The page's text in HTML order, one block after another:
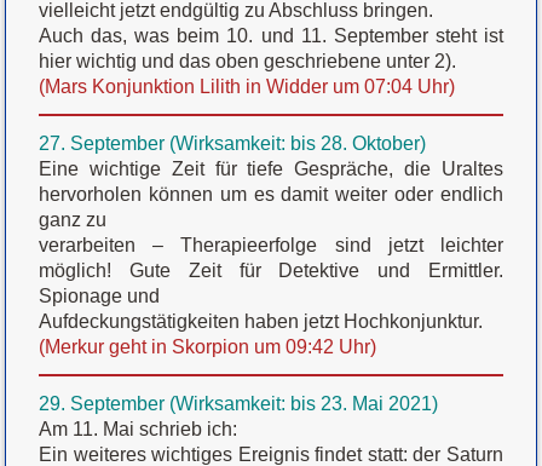
vielleicht jetzt endgültig zu Abschluss bringen.
Auch das, was beim 10. und 11. September steht ist
hier wichtig und das oben geschriebene unter 2).
(Mars Konjunktion Lilith in Widder um 07:04 Uhr)
27. September (Wirksamkeit: bis 28. Oktober)
Eine wichtige Zeit für tiefe Gespräche, die Uraltes
hervorholen können um es damit weiter oder endlich
ganz zu
verarbeiten – Therapieerfolge sind jetzt leichter
möglich! Gute Zeit für Detektive und Ermittler.
Spionage und
Aufdeckungstätigkeiten haben jetzt Hochkonjunktur.
(Merkur geht in Skorpion um 09:42 Uhr)
29. September (Wirksamkeit: bis 23. Mai 2021)
Am 11. Mai schrieb ich:
Ein weiteres wichtiges Ereignis findet statt: der Saturn